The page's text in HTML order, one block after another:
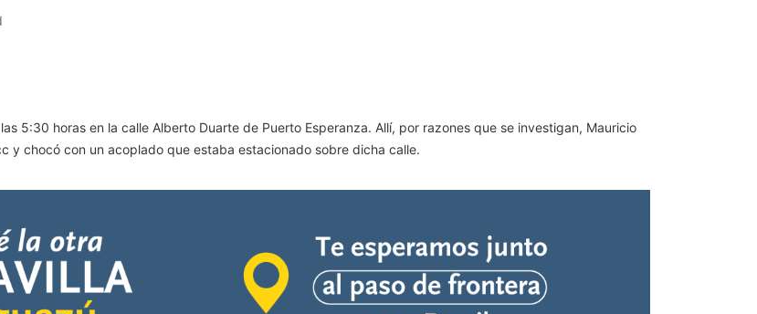
5:30 horas en la calle Alberto Duarte de Puerto Esperanza. Allí, por razones que se investigan, Mauricio
y chocó con un acoplado que estaba estacionado sobre dicha calle.